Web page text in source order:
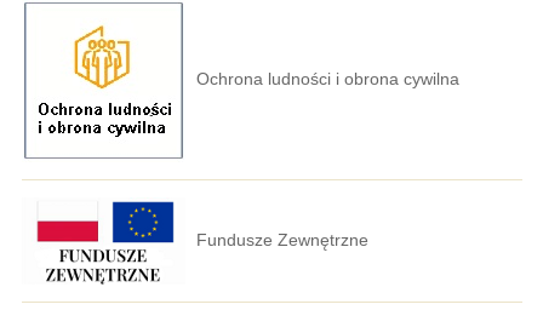
Ochrona ludności i obrona cywilna
Fundusze Zewnętrzne